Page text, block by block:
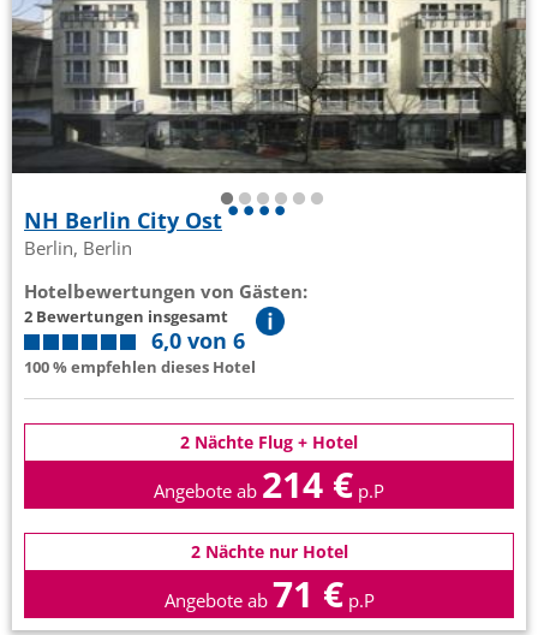
NH Berlin City Ost
Berlin, Berlin
Hotelbewertungen von Gästen:
2 Bewertungen insgesamt
6,0 von 6
100 % empfehlen dieses Hotel
2 Nächte Flug + Hotel
Angebote ab 214 € p.P
2 Nächte nur Hotel
Angebote ab 71 € p.P